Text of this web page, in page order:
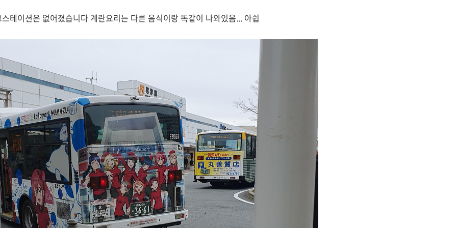
테이션은 없어졌습니다 계란요리는 다른 음식이랑 똑같이 나와있음... 아쉽